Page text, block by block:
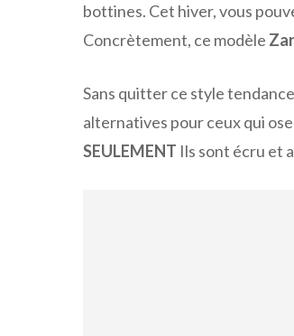
bottines. Cet hiver, vous
Concrètement, ce modèle
Sans quitter ce style
alternatives pour ceux qui
SEULEMENT Ils sont écru et